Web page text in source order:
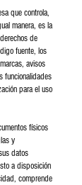
que controla,
manera, es la
de
fuente, los
avisos
funcionalidades
para el uso
físicos
y
datos
a disposición
comprende